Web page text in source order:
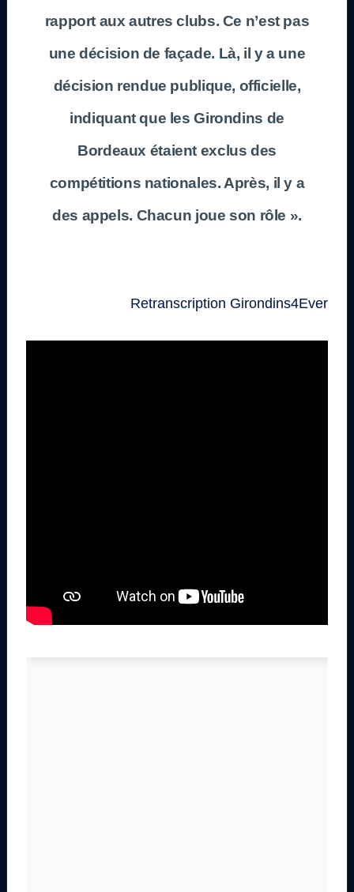
rapport aux autres clubs. Ce n’est pas
une décision de façade. Là, il y a une
décision rendue publique, officielle,
indiquant que les Girondins de
Bordeaux étaient exclus des
compétitions nationales. Après, il y a
des appels. Chacun joue son rôle ».
Retranscription Girondins4Ever